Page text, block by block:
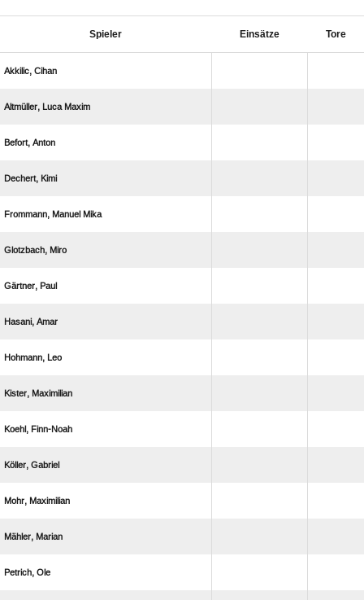
Spieler Einsätze Tore
 
  
 
 
  
 
 
 
 
 
 
 
 
 
 